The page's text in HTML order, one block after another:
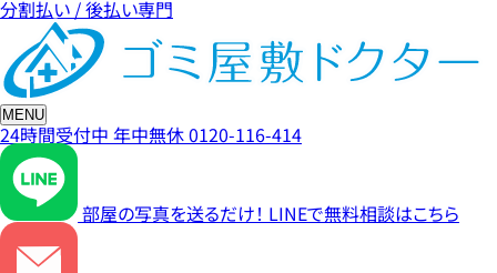
分割払い / 後払い専門
MENU
24時間受付中 年中無休0120-116-414
部屋の写真を送るだけ！ LINEで無料相談はこちら